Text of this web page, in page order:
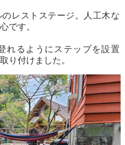
レストステージ。人工木な
です。
れるようにステップを設置
り付けました。